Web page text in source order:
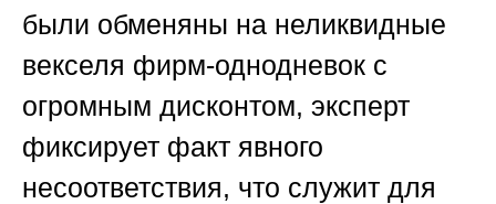
были обменяны на неликвидные
векселя фирм-однодневок с
огромным дисконтом, эксперт
фиксирует факт явного
несоответствия, что служит для